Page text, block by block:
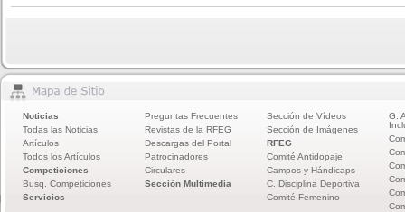
Noticias
Todas las Noticias
Artículos
Todos los Artículos
Competiciones
Busq. Competiciones
Servicios
Preguntas Frecuentes
Revistas de la RFEG
Descargas del Portal
Patrocinadores
Circulares
Sección Multimedia
Sección de Vídeos
Sección de Imágenes
RFEG
Comité Antidopaje
Campos y Hándicaps
C. Disciplina Deportiva
Comité Femenino
G.